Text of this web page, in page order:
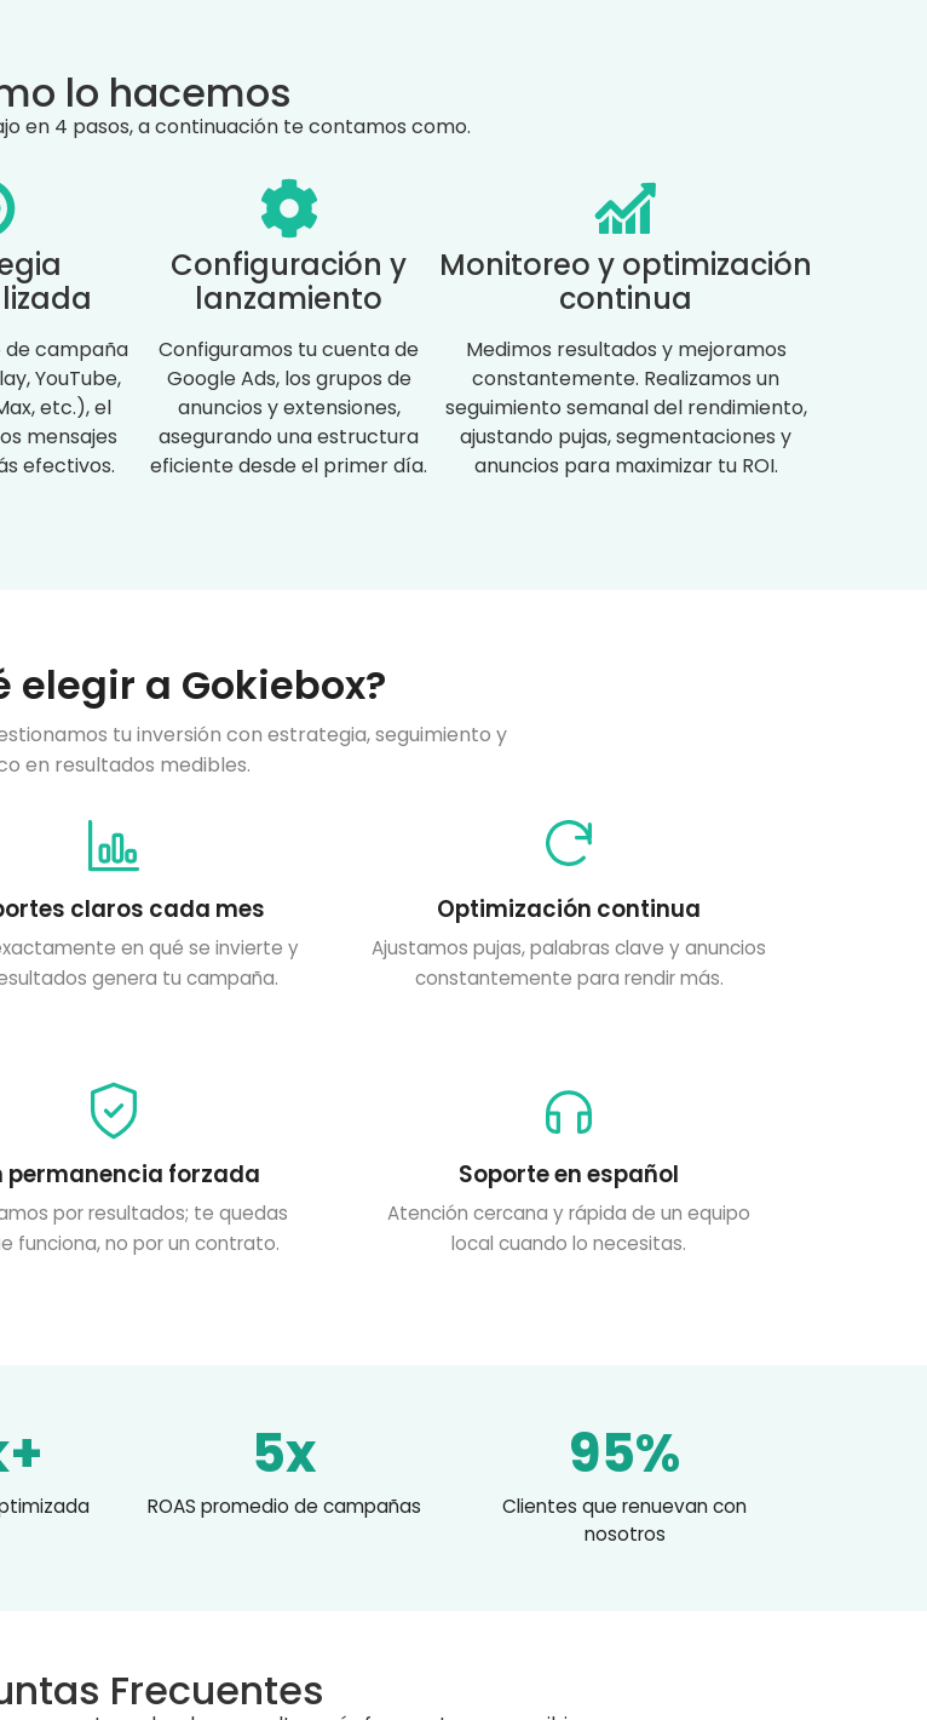
lo hacemos
en 4 pasos, a continuación te contamos como.
de campaña
YouTube,
etc.), el
mensajes
efectivos.
Configuración y
lanzamiento
Configuramos tu cuenta de
Google Ads, los grupos de
anuncios y extensiones,
asegurando una estructura
eficiente desde el primer día.
Monitoreo y optimización
continua
Medimos resultados y mejoramos
constantemente. Realizamos un
seguimiento semanal del rendimiento,
ajustando pujas, segmentaciones y
anuncios para maximizar tu ROI.
elegir a Gokiebox?
tu inversión con estrategia, seguimiento y
en resultados medibles.
claros cada mes
en qué se invierte y
genera tu campaña.
Optimización continua
Ajustamos pujas, palabras clave y anuncios
constantemente para rendir más.
permanencia forzada
por resultados; te quedas
funciona, no por un contrato.
Soporte en español
Atención cercana y rápida de un equipo
local cuando lo necesitas.
5x
ROAS promedio de campañas
95%
Clientes que renuevan con
nosotros
Frecuentes